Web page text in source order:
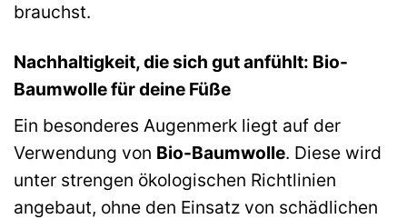
brauchst.
Nachhaltigkeit, die sich gut anfühlt: Bio-
Baumwolle für deine Füße
Ein besonderes Augenmerk liegt auf der
Verwendung von Bio-Baumwolle. Diese wird
unter strengen ökologischen Richtlinien
angebaut, ohne den Einsatz von schädlichen